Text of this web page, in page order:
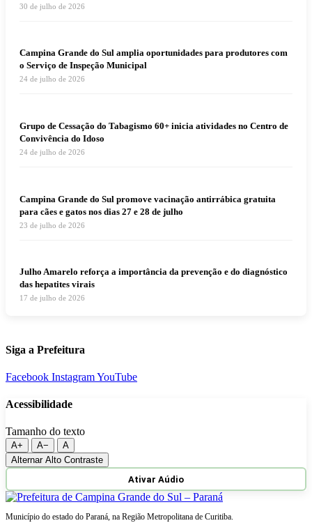
30 de julho de 2026
Campina Grande do Sul amplia oportunidades para produtores com
o Serviço de Inspeção Municipal
24 de julho de 2026
Grupo de Cessação do Tabagismo 60+ inicia atividades no Centro de
Convivência do Idoso
24 de julho de 2026
Campina Grande do Sul promove vacinação antirrábica gratuita
para cães e gatos nos dias 27 e 28 de julho
23 de julho de 2026
Julho Amarelo reforça a importância da prevenção e do diagnóstico
das hepatites virais
17 de julho de 2026
Siga a Prefeitura
Facebook InstagramYouTube
Acessibilidade
Tamanho do texto
A+ A−
A
Alternar Alto Contraste
Ativar Aúdio
Município do estado do Paraná, na Região Metropolitana de Curitiba.